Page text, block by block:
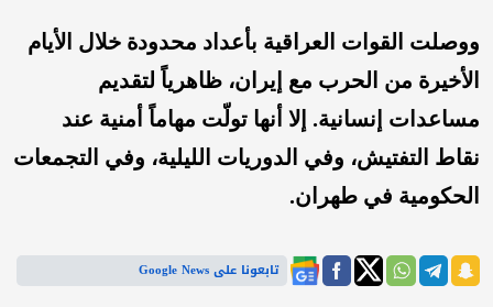
ووصلت القوات العراقية بأعداد محدودة خلال الأيام
الأخيرة من الحرب مع إيران، ظاهرياً لتقديم
مساعدات إنسانية. إلا أنها تولّت مهاماً أمنية عند
نقاط التفتيش، وفي الدوريات الليلية، وفي التجمعات
الحكومية في طهران.
تابعونا على Google News